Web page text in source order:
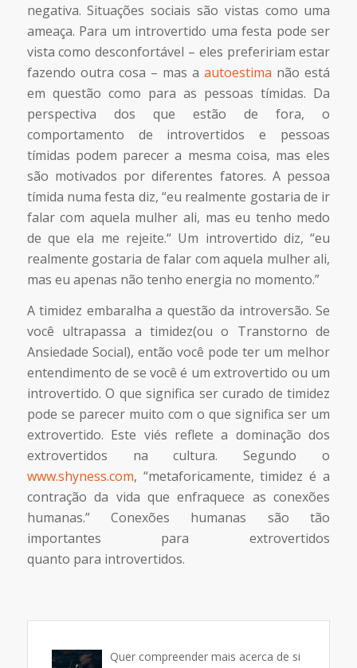
negativa. Situações sociais são vistas como uma
ameaça. Para um introvertido uma festa pode ser
vista como desconfortável – eles prefeririam estar
fazendo outra cosa – mas aautoestima não está
em questão como para as pessoas tímidas. Da
perspectiva dos que estão de fora, o
comportamento de introvertidos e pessoas
tímidas podem parecer a mesma coisa, mas eles
são motivados por diferentes fatores. A pessoa
tímida numa festa diz, “eu realmente gostaria de ir
falar com aquela mulher ali, mas eu tenho medo
de que ela me rejeite.“ Um introvertido diz, “eu
realmente gostaria de falar com aquela mulher ali,
mas eu apenas não tenho energia no momento.”
A timidez embaralha a questão da introversão. Se
você ultrapassa a timidez(ou o Transtorno de
Ansiedade Social), então você pode ter um melhor
entendimento de se você é um extrovertido ou um
introvertido. O que significa ser curado de timidez
pode se parecer muito com o que significa ser um
extrovertido. Este viés reflete a dominação dos
extrovertidos na cultura. Segundo o
www.shyness.com, “metaforicamente, timidez é a
contração da vida que enfraquece as conexões
humanas.” Conexões humanas são tão
importantes para extrovertidos
quanto para introvertidos.
Quer compreender mais acerca de si